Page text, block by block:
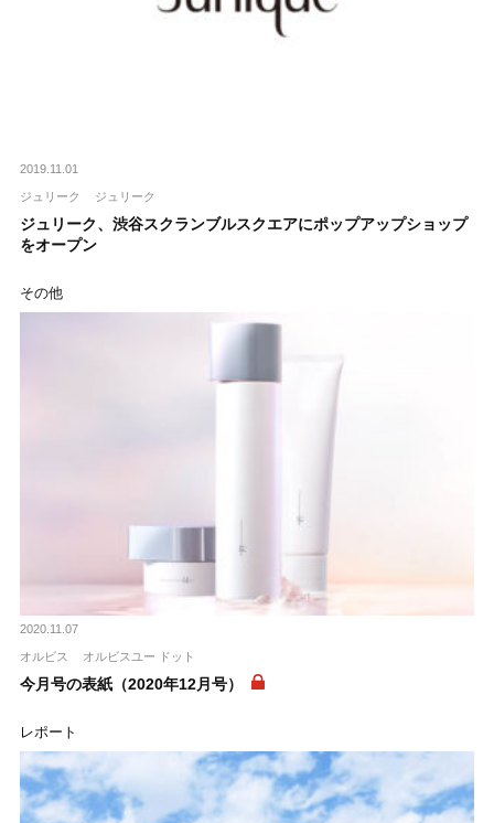
2019.11.01
ジュリーク ジュリーク
ジュリーク、渋谷スクランブルスクエアにポップアップショップ
をオープン
その他
2020.11.07
オルビス オルビスユー ドット
今月号の表紙（2020年12月号）
レポート